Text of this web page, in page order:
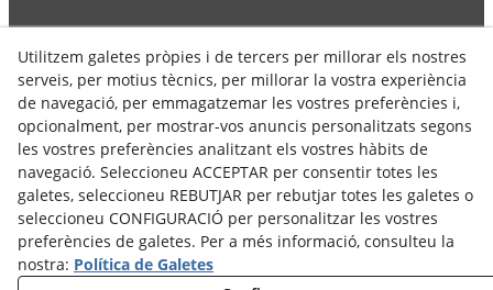
Avís Legal
Política de Privacitat
Política de Cookies
Condicions de Compra
Condicions d'enviament
Dret de Desistiment
Utilitzem galetes pròpies i de tercers per millorar els nostres
serveis, per motius tècnics, per millorar la vostra experiència
de navegació, per emmagatzemar les vostres preferències i,
opcionalment, per mostrar-vos anuncis personalitzats segons
les vostres preferències analitzant els vostres hàbits de
navegació. Seleccioneu ACCEPTAR per consentir totes les
galetes, seleccioneu REBUTJAR per rebutjar totes les galetes o
seleccioneu CONFIGURACIÓ per personalitzar les vostres
preferències de galetes. Per a més informació, consulteu la
nostra: Política de Galetes